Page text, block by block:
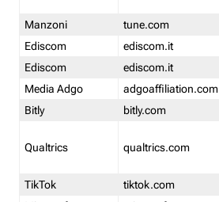
Manzoni
tune.com
Ediscom
ediscom.it
Ediscom
ediscom.it
Media Adgo
adgoaffiliation.com
Bitly
bitly.com
Qualtrics qualtrics.com
TikTok
tiktok.com